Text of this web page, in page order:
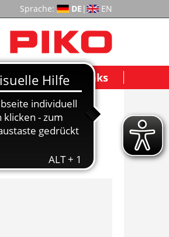
Sprache: DE | EN
Wichtige Links